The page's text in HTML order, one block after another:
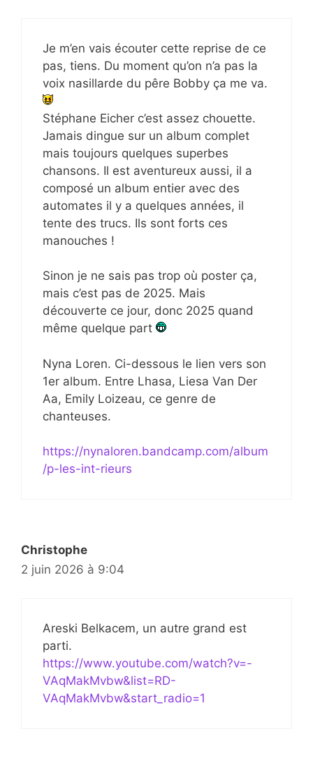
Je m’en vais écouter cette reprise de ce
pas, tiens. Du moment qu’on n’a pas la
voix nasillarde du pêre Bobby ça me va.
Stéphane Eicher c’est assez chouette.
Jamais dingue sur un album complet
mais toujours quelques superbes
chansons. Il est aventureux aussi, il a
composé un album entier avec des
automates il y a quelques années, il
tente des trucs. Ils sont forts ces
manouches !
Sinon je ne sais pas trop où poster ça,
mais c’est pas de 2025. Mais
découverte ce jour, donc 2025 quand
même quelque part
Nyna Loren. Ci-dessous le lien vers son
1er album. Entre Lhasa, Liesa Van Der
Aa, Emily Loizeau, ce genre de
chanteuses.
https://nynaloren.bandcamp.com/album
/p-les-int-rieurs
Christophe
2 juin 2026 à 9:04
Areski Belkacem, un autre grand est
parti.
https://www.youtube.com/watch?v=-
VAqMakMvbw&list=RD-
VAqMakMvbw&start_radio=1